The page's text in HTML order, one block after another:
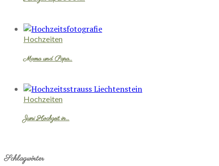
Hochzeiten
Mama und Papa…
Hochzeiten
Juni Hochzeit in…
Schlagwörter